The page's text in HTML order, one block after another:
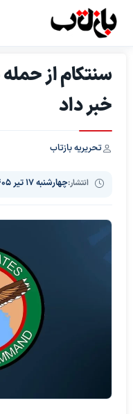
سنتکام از
خبر داد
تحریریه بازتاب
انتشار:چهارشنبه ۱۷ تیر ۱۴۰۵، ساعت ۸:۵۶